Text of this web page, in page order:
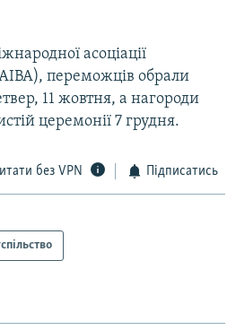
асоціації
переможців обрали
11 жовтня, а нагороди
церемонії 7 грудня.
без VPN Підписатись